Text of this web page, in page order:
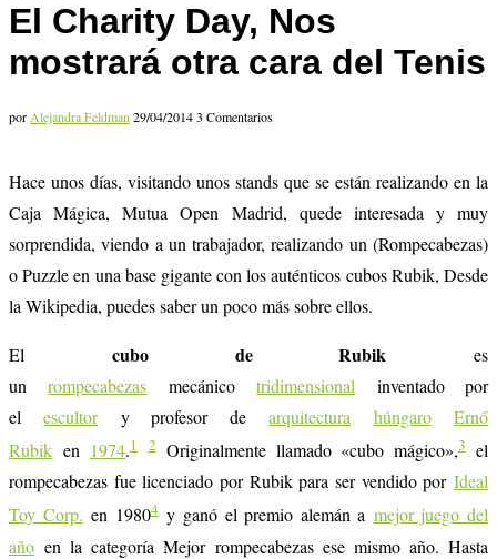
El Charity Day, Nos
mostrará otra cara del Tenis
por Alejandra Feldman 29/04/20143 Comentarios
Hace unos días, visitando unos stands que se están realizando en la
Caja Mágica, Mutua Open Madrid, quede interesada y muy
sorprendida, viendo a un trabajador, realizando un (Rompecabezas)
o Puzzle en una base gigante con los auténticos cubos Rubik, Desde
la Wikipedia, puedes saber un poco más sobre ellos.
El cubo de Rubik es
unrompecabezas mecánicotridimensional inventado por
elescultory profesor dearquitectura húngaro
Ernő
Rubik en 1974.1 2Originalmente llamado «cubo mágico»,3el
rompecabezas fue licenciado por Rubik para ser vendido por Ideal
Toy Corp. en 19804y ganó el premio alemán a mejor juego del
año en la categoría Mejor rompecabezas ese mismo año. Hasta